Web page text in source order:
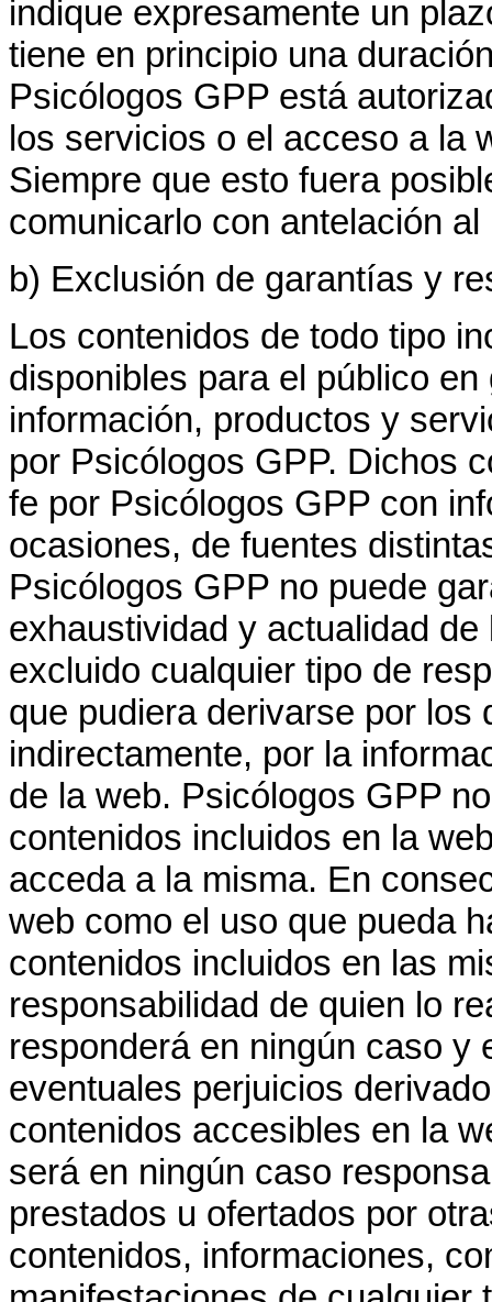
indique expresamente un
tiene en principio una
Psicólogos GPP está
los servicios o el acceso a la
Siempre que esto fuera
comunicarlo con antelación al
b) Exclusión de garantías y
Los contenidos de todo tipo
disponibles para el público
información, productos y
por Psicólogos GPP. Dichos
fe por Psicólogos GPP con
ocasiones, de fuentes
Psicólogos GPP no puede
exhaustividad y actualidad
excluido cualquier tipo de
que pudiera derivarse por los
indirectamente, por la
de la web. Psicólogos GPP
contenidos incluidos en la
acceda a la misma. En
web como el uso que pueda
contenidos incluidos en las
responsabilidad de quien lo
responderá en ningún caso y
eventuales perjuicios
contenidos accesibles en la
será en ningún caso
prestados u ofertados por
contenidos, informaciones,